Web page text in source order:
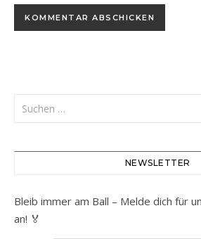
NEWSLETTER
Bleib immer am Ball – Melde dich für
an! 🏅